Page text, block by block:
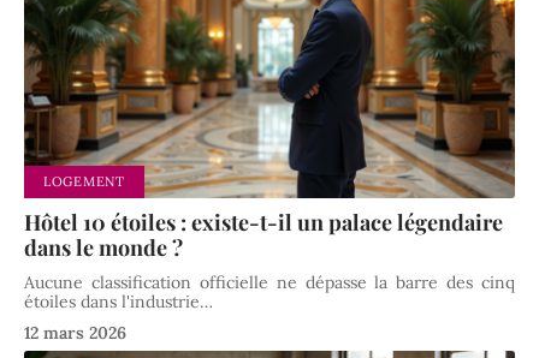
LOGEMENT
Hôtel 10 étoiles : existe-t-il un palace légendaire
dans le monde ?
Aucune classification officielle ne dépasse la barre des cinq
étoiles dans l'industrie…
12 mars 2026